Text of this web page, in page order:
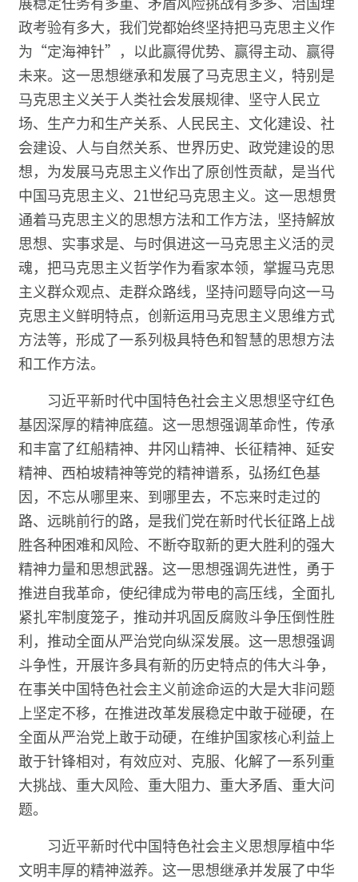
政考验有多大，我们党都始终坚持把马克思主义作
为“定海神针”，以此赢得优势、赢得主动、赢得
未来。这一思想继承和发展了马克思主义，特别是
马克思主义关于人类社会发展规律、坚守人民立
场、生产力和生产关系、人民民主、文化建设、社
会建设、人与自然关系、世界历史、政党建设的思
想，为发展马克思主义作出了原创性贡献，是当代
中国马克思主义、21世纪马克思主义。这一思想贯
通着马克思主义的思想方法和工作方法，坚持解放
思想、实事求是、与时俱进这一马克思主义活的灵
魂，把马克思主义哲学作为看家本领，掌握马克思
主义群众观点、走群众路线，坚持问题导向这一马
克思主义鲜明特点，创新运用马克思主义思维方式
方法等，形成了一系列极具特色和智慧的思想方法
和工作方法。
习近平新时代中国特色社会主义思想坚守红色
基因深厚的精神底蕴。这一思想强调革命性，传承
和丰富了红船精神、井冈山精神、长征精神、延安
精神、西柏坡精神等党的精神谱系，弘扬红色基
因，不忘从哪里来、到哪里去，不忘来时走过的
路、远眺前行的路，是我们党在新时代长征路上战
胜各种困难和风险、不断夺取新的更大胜利的强大
精神力量和思想武器。这一思想强调先进性，勇于
推进自我革命，使纪律成为带电的高压线，全面扎
紧扎牢制度笼子，推动并巩固反腐败斗争压倒性胜
利，推动全面从严治党向纵深发展。这一思想强调
斗争性，开展许多具有新的历史特点的伟大斗争，
在事关中国特色社会主义前途命运的大是大非问题
上坚定不移，在推进改革发展稳定中敢于碰硬，在
全面从严治党上敢于动硬，在维护国家核心利益上
敢于针锋相对，有效应对、克服、化解了一系列重
大挑战、重大风险、重大阻力、重大矛盾、重大问
题。
习近平新时代中国特色社会主义思想厚植中华
文明丰厚的精神滋养。这一思想继承并发展了中华